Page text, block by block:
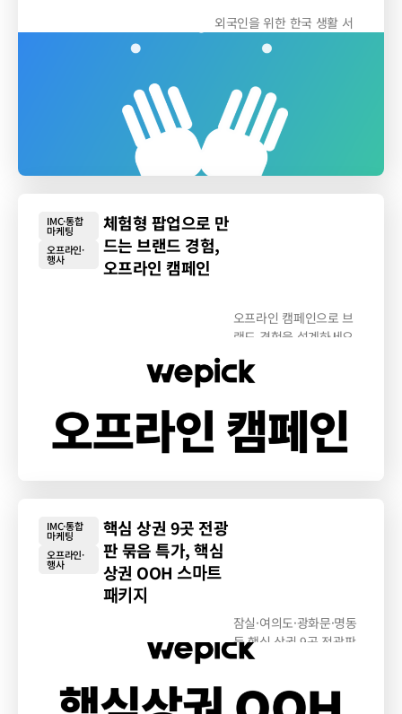
외국인을 위한 한국 생활 서
비스, 친구
IMC·통합
마케팅
오프라인·
행사
체험형 팝업으로 만
드는 브랜드 경험,
오프라인 캠페인
오프라인 캠페인으로 브
랜드 경험을 설계하세요.
체험형 팝업, 밋업...
IMC·통합
마케팅
오프라인·
행사
핵심 상권 9곳 전광
판 묶음 특가, 핵심
상권 OOH 스마트
패키지
잠실·여의도·광화문·명동
등 핵심 상권 9곳 전광판
을 최대 47%...